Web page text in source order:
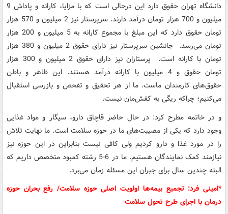
دانشگاه تهران حقوق دارد این درحالی است که با مزایا، کارانه و پاداش 9
میلیون و 700 هزار تومان درآمد دارند. سرپرستار نیز 2 میلیون و 570 هزار
تومان حقوق دارد که این مبلغ با مجموع کارانه به 5 میلیون و 200 هزار
تومان می‌رسد. جانشین سرپرستار نیز دارای حقوق 2 میلیون و 380 هزار
تومان با کارانه است. پرستاران نیز دارای حقوق 2 میلیون و 300 هزار
تومان حقوق و 4 میلیون با کارانه درآمد هستند. این ظاهر و باطن
حقوق‌های کارمندان ماست. ما از هر تحقیق و تفحص و بازرسی استقبال
می‌کنیم؛ چراکه ریگی به کفش‌مان نیست.
و در خاتمه مطرح کرد: در حال حاضر قاچاق دارو، سیگار و مواد غذایی
وجود دارد که یکی از مصیبت‌های ما در حوزه سلامت است. ما نهایت تلاش
را در مورد غذا و دارو کردیم ولی کافی نیست بنابراین در این حوزه نیز
نیازمند کمک نمایندگان هستیم. ما در 6-5 رشته کمبود متخصص داریم که
البته چندین سال برای جبران این مسئله زمان می‌برد.
*امینی فرد: تجمیع بیمه‌ها اولویت اصلی حوزه سلامت/ رفع بحران حوزه
درمان با اجرای طرح تحول سلامت